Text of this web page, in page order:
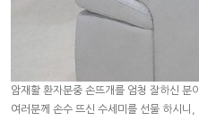
암재활 환자분중 손뜨개를 엄청 잘하신 분이
여러분께 손수 뜨신 수세미를 선물 하시니,